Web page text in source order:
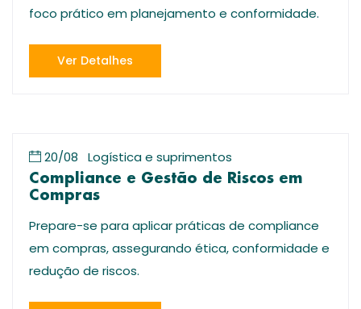
foco prático em planejamento e conformidade.
Ver Detalhes
20/08 Logística e suprimentos
Compliance e Gestão de Riscos em
Compras
Prepare-se para aplicar práticas de compliance
em compras, assegurando ética, conformidade e
redução de riscos.